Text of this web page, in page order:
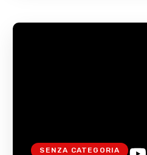
SENZA CATEGORIA